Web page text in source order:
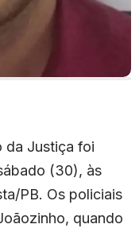
da Justiça foi
(30), às
PB. Os policiais
quando